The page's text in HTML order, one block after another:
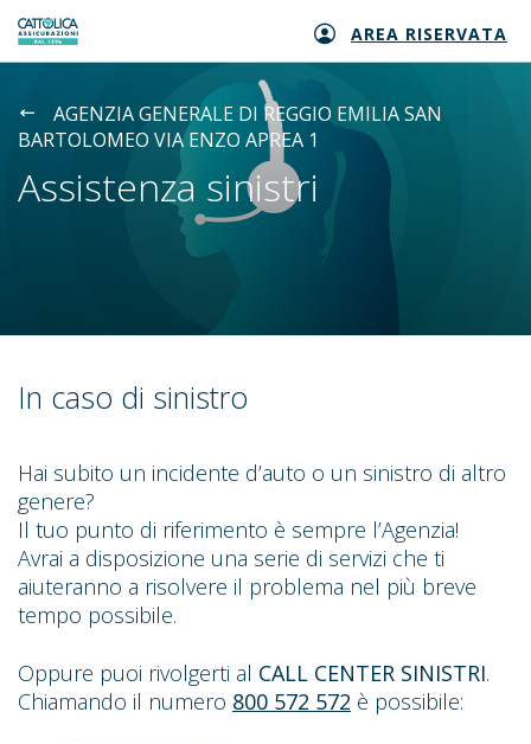
Generali logo AREA RISERVATA
AGENZIA GENERALE DI REGGIO EMILIA SAN
BARTOLOMEO VIA ENZO APREA 1
Assistenza sinistri
In caso di sinistro
Hai subito un incidente d’auto o un sinistro di altro
genere?
Il tuo punto di riferimento è sempre l’Agenzia!
Avrai a disposizione una serie di servizi che ti
aiuteranno a risolvere il problema nel più breve
tempo possibile.
Oppure puoi rivolgerti al CALL CENTER SINISTRI.
Chiamando il numero 800 572 572 è possibile: